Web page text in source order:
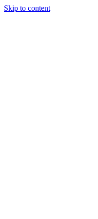
Skip to content